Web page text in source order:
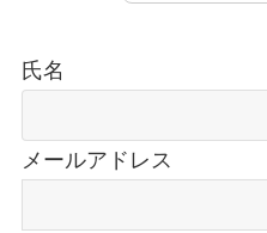
氏名
メールアドレス